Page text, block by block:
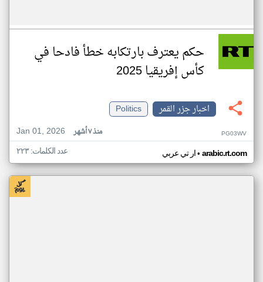
حكم يعترف بارتكابه خطأ فادحا في
كأس إفريقيا 2025
اخبار جزر القمر
Politics
Jan 01, 2026
منذ ٧ أشهر PG03WV
ار تي عربي• arabic.rt.com عدد الكلمات: ٢٢٣